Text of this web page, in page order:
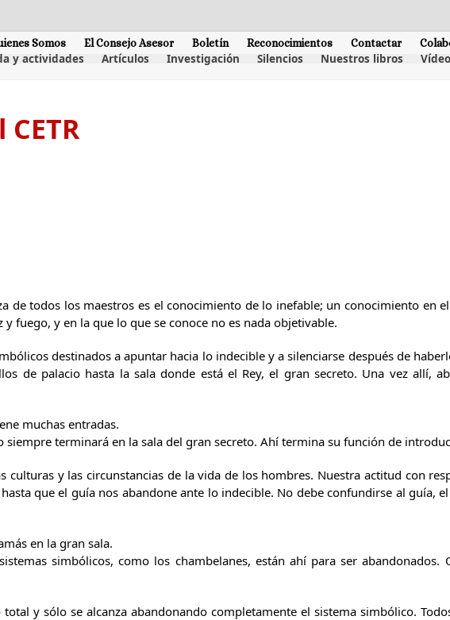
Somos El Consejo Asesor Boletín Reconocimientos Contactar
y actividades Artículos Investigación Silencios Nuestros libros
de todos los maestros es el conocimiento de lo inefable; un conocimiento en
fuego, y en la que lo que se conoce no es nada objetivable.
destinados a apuntar hacia lo indecible y a silenciarse después de
de palacio hasta la sala donde está el Rey, el gran secreto. Una vez allí,
muchas entradas.
terminará en la sala del gran secreto. Ahí termina su función de
culturas y las circunstancias de la vida de los hombres. Nuestra actitud con
que el guía nos abandone ante lo indecible. No debe confundirse al guía,
en la gran sala.
simbólicos, como los chambelanes, están ahí para ser abandonados.
y sólo se alcanza abandonando completamente el sistema simbólico.